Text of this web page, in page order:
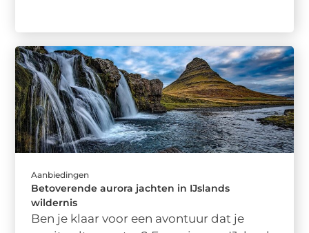
Aanbiedingen
Betoverende aurora jachten in IJslands
wildernis
Ben je klaar voor een avontuur dat je